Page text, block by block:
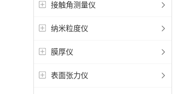
接触角测量仪
纳米粒度仪
膜厚仪
表面张力仪